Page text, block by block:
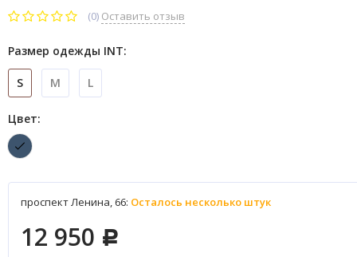
(0) Оставить отзыв
Размер одежды INT:
S M L
Цвет:
проспект Ленина, 66: Осталось несколько штук
12 950 Р